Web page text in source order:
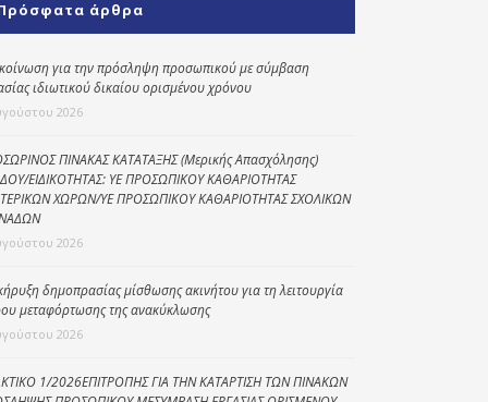
Kοινωνικό
φαρμακείο
Πρόγραμμα
“Βοήθεια στο σπίτι”
Κέντρο Ημερήσιας
Φροντίδας
άρθρα
για την πρόσληψη προσωπικού με σύμβαση
ιδιωτικού δικαίου ορισμένου χρόνου
2026
ΠΙΝΑΚΑΣ ΚΑΤΑΤΑΞΗΣ (Μερικής Απασχόλησης)
ΕΙΔΙΚΟΤΗΤΑΣ: ΥΕ ΠΡΟΣΩΠΙΚΟΥ ΚΑΘΑΡΙΟΤΗΤΑΣ
ΧΩΡΩΝ/ΥΕ ΠΡΟΣΩΠΙΚΟΥ ΚΑΘΑΡΙΟΤΗΤΑΣ ΣΧΟΛΙΚΩΝ
2026
δημοπρασίας μίσθωσης ακινήτου για τη λειτουργία
μεταφόρτωσης της ανακύκλωσης
2026
1/2026ΕΠΙΤΡΟΠΗΣ ΓΙΑ ΤΗΝ ΚΑΤΑΡΤΙΣΗ ΤΩΝ ΠΙΝΑΚΩΝ